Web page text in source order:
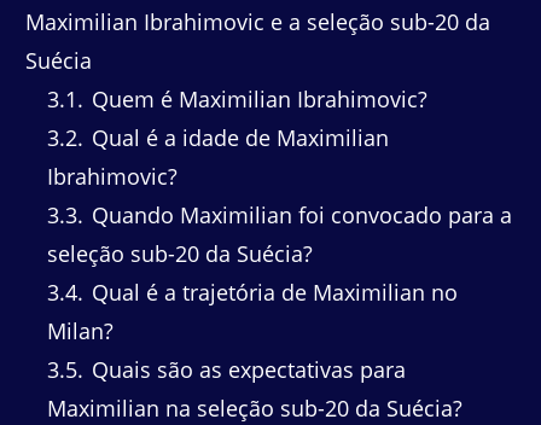
Maximilian Ibrahimovic e a seleção sub-20 da
Suécia
3.1
Quem é Maximilian Ibrahimovic?
3.2 Qual é a idade de Maximilian
Ibrahimovic?
3.3 Quando Maximilian foi convocado para a
seleção sub-20 da Suécia?
3.4 Qual é a trajetória de Maximilian no
Milan?
3.5 Quais são as expectativas para
Maximilian na seleção sub-20 da Suécia?